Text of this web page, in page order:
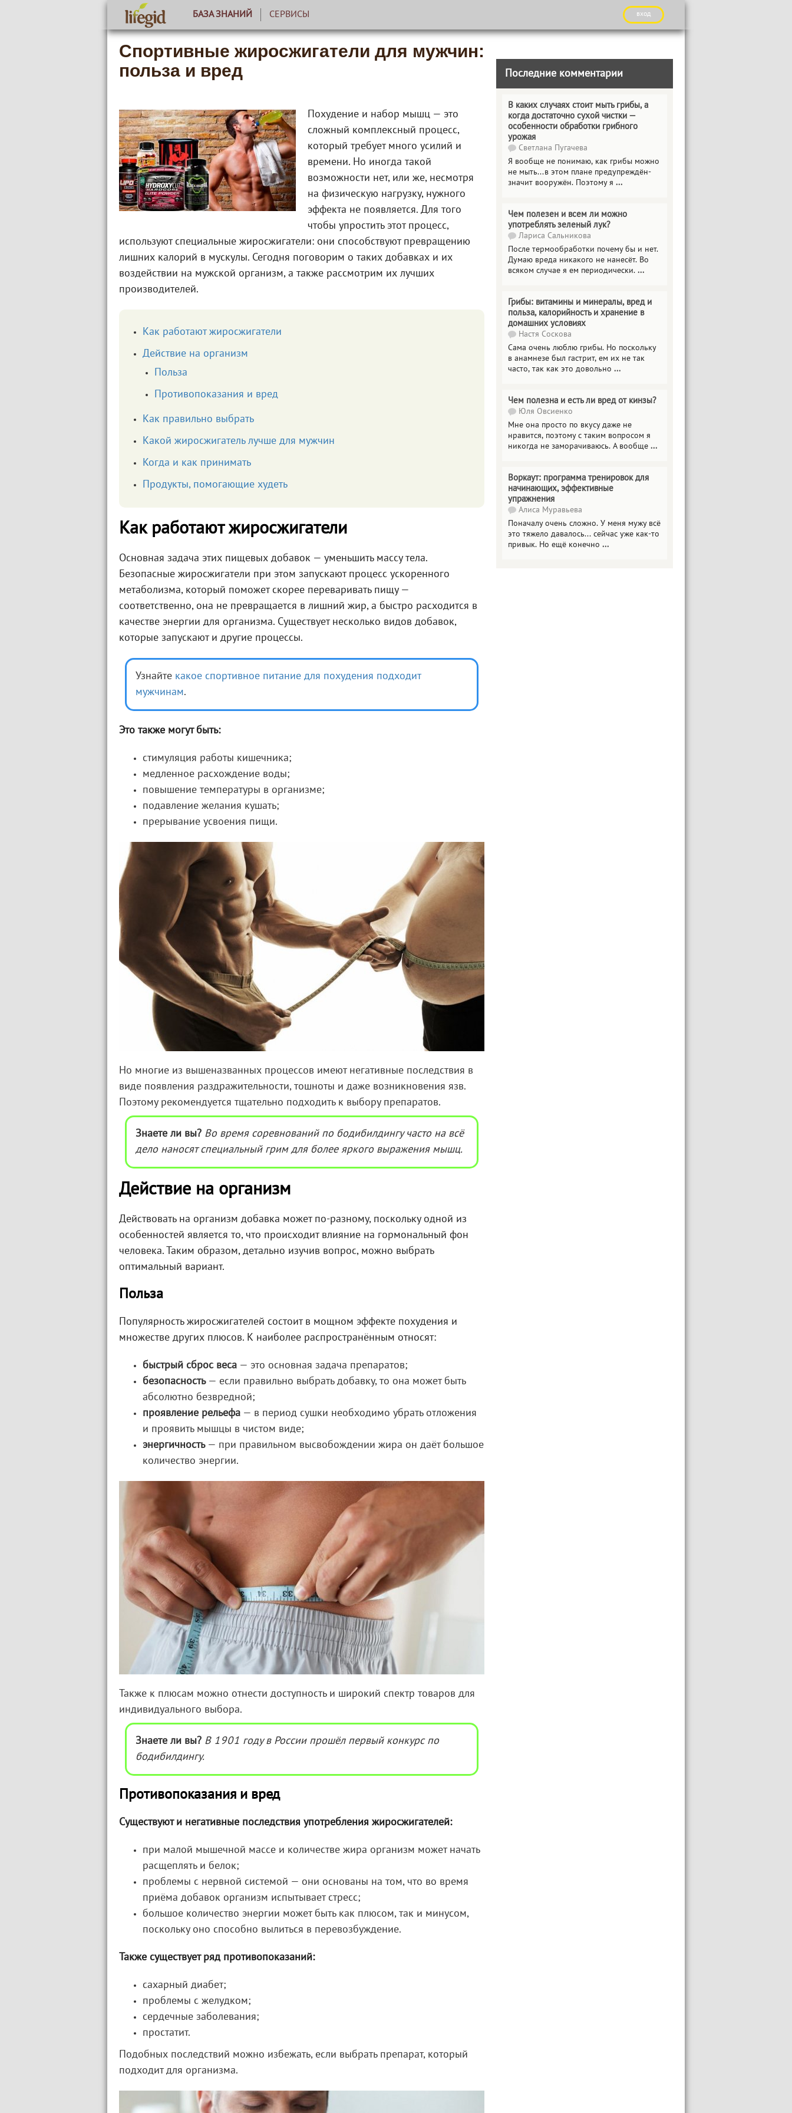
БАЗА ЗНАНИЙ СЕРВИСЫ вход
Спортивные жиросжигатели для мужчин:
польза и вред
Похудение и набор мышц — это
сложный комплексный процесс,
который требует много усилий и
времени. Но иногда такой
возможности нет, или же, несмотря
на физическую нагрузку, нужного
эффекта не появляется. Для того
чтобы упростить этот процесс,
используют специальные жиросжигатели: они способствуют превращению
лишних калорий в мускулы. Сегодня поговорим о таких добавках и их
воздействии на мужской организм, а также рассмотрим их лучших
производителей.
Как работают жиросжигатели
Действие на организм
Польза
Противопоказания и вред
Как правильно выбрать
Какой жиросжигатель лучше для мужчин
Когда и как принимать
Продукты, помогающие худеть
Как работают жиросжигатели
Основная задача этих пищевых добавок — уменьшить массу тела.
Безопасные жиросжигатели при этом запускают процесс ускоренного
метаболизма, который поможет скорее переваривать пищу —
соответственно, она не превращается в лишний жир, а быстро расходится в
качестве энергии для организма. Существует несколько видов добавок,
которые запускают и другие процессы.
Узнайте какое спортивное питание для похудения подходит
мужчинам.
Это также могут быть:
стимуляция работы кишечника;
медленное расхождение воды;
повышение температуры в организме;
подавление желания кушать;
прерывание усвоения пищи.
Но многие из вышеназванных процессов имеют негативные последствия в
виде появления раздражительности, тошноты и даже возникновения язв.
Поэтому рекомендуется тщательно подходить к выбору препаратов.
Знаете ли вы? Во время соревнований по бодибилдингу часто на всё
дело наносят специальный грим для более яркого выражения мышц.
Действие на организм
Действовать на организм добавка может по-разному, поскольку одной из
особенностей является то, что происходит влияние на гормональный фон
человека. Таким образом, детально изучив вопрос, можно выбрать
оптимальный вариант.
Польза
Популярность жиросжигателей состоит в мощном эффекте похудения и
множестве других плюсов. К наиболее распространённым относят:
быстрый сброс веса — это основная задача препаратов;
безопасность— если правильно выбрать добавку, то она может быть
абсолютно безвредной;
проявление рельефа — в период сушки необходимо убрать отложения
и проявить мышцы в чистом виде;
энергичность— при правильном высвобождении жира он даёт большое
количество энергии.
Также к плюсам можно отнести доступность и широкий спектр товаров для
индивидуального выбора.
Знаете ли вы? В 1901 году в России прошёл первый конкурс по
бодибилдингу.
Противопоказания и вред
Существуют и негативные последствия употребления жиросжигателей:
при малой мышечной массе и количестве жира организм может начать
расщеплять и белок;
проблемы с нервной системой — они основаны на том, что во время
приёма добавок организм испытывает стресс;
большое количество энергии может быть как плюсом, так и минусом,
поскольку оно способно вылиться в перевозбуждение.
Также существует ряд противопоказаний:
сахарный диабет;
проблемы с желудком;
сердечные заболевания;
простатит.
Подобных последствий можно избежать, если выбрать препарат, который
подходит для организма.
Последние комментарии
В каких случаях стоит мыть грибы, а
когда достаточно сухой чистки —
особенности обработки грибного
урожая
Светлана Пугачева
Я вообще не понимаю, как грибы можно
не мыть...в этом плане предупреждён-
значит вооружён. Поэтому я ...
Чем полезен и всем ли можно
употреблять зеленый лук?
Лариса Сальникова
После термообработки почему бы и нет.
Думаю вреда никакого не нанесёт. Во
всяком случае я ем периодически. ...
Грибы: витамины и минералы, вред и
польза, калорийность и хранение в
домашних условиях
Настя Соскова
Сама очень люблю грибы. Но поскольку
в анамнезе был гастрит, ем их не так
часто, так как это довольно ...
Чем полезна и есть ли вред от кинзы?
Юля Овсиенко
Мне она просто по вкусу даже не
нравится, поэтому с таким вопросом я
никогда не заморачиваюсь. А вообще ...
Воркаут: программа тренировок для
начинающих, эффективные
упражнения
Алиса Муравьева
Поначалу очень сложно. У меня мужу всё
это тяжело давалось... сейчас уже как-то
привык. Но ещё конечно ...